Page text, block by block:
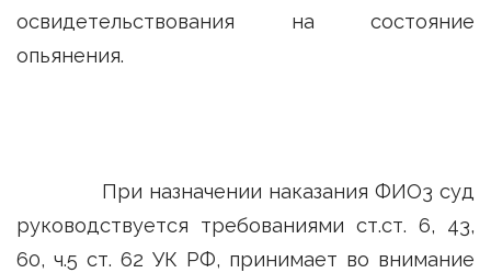
освидетельствования на состояние
опьянения.
При назначении наказания ФИО3 суд
руководствуется требованиями ст.ст. 6, 43,
60, ч.5 ст. 62 УК РФ, принимает во внимание